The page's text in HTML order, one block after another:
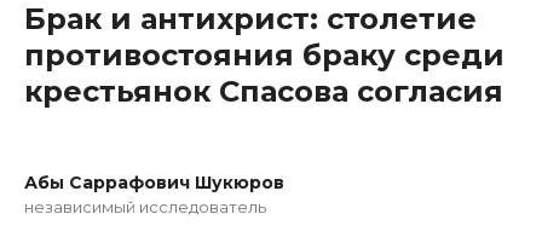
Брак и антихрист: столетие
противостояния браку среди
крестьянок Спасова согласия
Абы Саррафович Шукюров
независимый исследователь